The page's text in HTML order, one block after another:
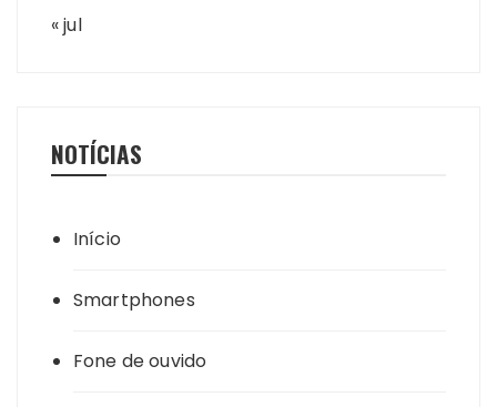
« jul
NOTÍCIAS
Início
Smartphones
Fone de ouvido